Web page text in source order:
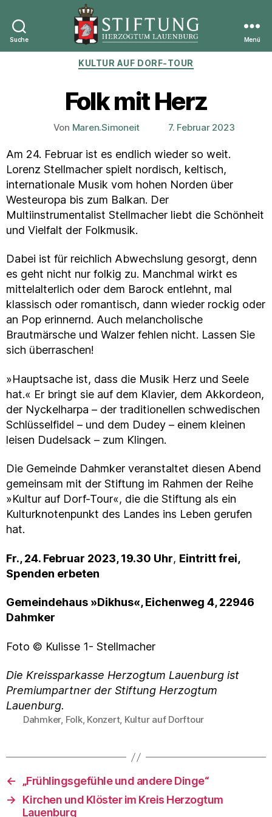
Suche
Stiftung
Herzogtum
Menü
Kategorien
KULTUR AUF DORF-TOUR
Folk mit Herz
Beitragsautor
Von Maren.Simoneit Veröffentlichungsdatum
7. Februar 2023
Am 24. Februar ist es endlich wieder so weit.
Lorenz Stellmacher spielt nordisch, keltisch,
internationale Musik vom hohen Norden über
Westeuropa bis zum Balkan. Der
Multiinstrumentalist Stellmacher liebt die Schönheit
und Vielfalt der Folkmusik.
Dabei ist für reichlich Abwechslung gesorgt, denn
es geht nicht nur folkig zu. Manchmal wirkt es
mittelalterlich oder dem Barock entlehnt, mal
klassisch oder romantisch, dann wieder rockig oder
an Pop erinnernd. Auch melancholische
Brautmärsche und Walzer fehlen nicht. Lassen Sie
sich überraschen!
»Hauptsache ist, dass die Musik Herz und Seele
hat.« Er bringt sie auf dem Klavier, dem Akkordeon,
der Nyckelharpa – der traditionellen schwedischen
Schlüsselfidel – und dem Dudey – einem kleinen
leisen Dudelsack – zum Klingen.
Die Gemeinde Dahmker veranstaltet diesen Abend
gemeinsam mit der Stiftung im Rahmen der Reihe
»Kultur auf Dorf-Tour«, die die Stiftung als ein
Kulturknotenpunkt des Landes ins Leben gerufen
hat.
Fr., 24. Februar 2023, 19.30 Uhr, Eintritt frei,
Spenden erbeten
Gemeindehaus »Dikhus«, Eichenweg 4, 22946
Dahmker
Foto © Kulisse 1- Stellmacher
Die Kreissparkasse Herzogtum Lauenburg ist
Premiumpartner der Stiftung Herzogtum
Lauenburg.
Schlagwörter
Dahmker, Folk, Konzert, Kultur auf Dorftour
←
„Frühlingsgefühle und andere Dinge“
→
Kirchen und Klöster im Kreis Herzogtum
Lauenburg